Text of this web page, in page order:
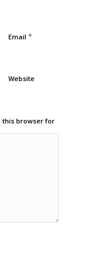
Email *
Website
this browser for